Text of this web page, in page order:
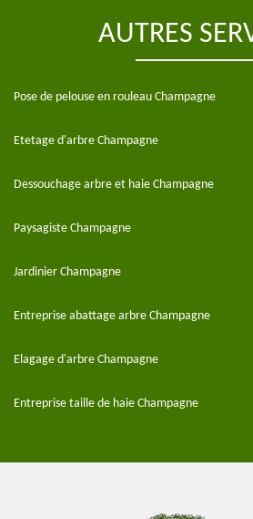
AUTRES
Pose de pelouse en rouleau Champagne
Etetage d'arbre Champagne
Dessouchage arbre et haie Champagne
Paysagiste Champagne
Jardinier Champagne
Entreprise abattage arbre Champagne
Elagage d'arbre Champagne
Entreprise taille de haie Champagne